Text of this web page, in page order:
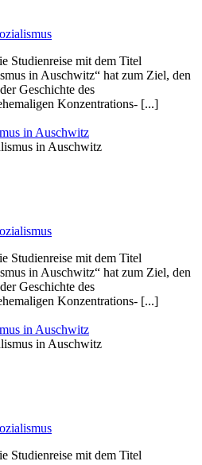
Studienreise mit dem Titel
in Auschwitz“ hat zum Ziel, den
Geschichte des
Konzentrations- [...]
in Auschwitz
Studienreise mit dem Titel
in Auschwitz“ hat zum Ziel, den
Geschichte des
Konzentrations- [...]
in Auschwitz
Studienreise mit dem Titel